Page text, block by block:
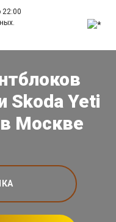
22:00
Skoda Yeti
Москве